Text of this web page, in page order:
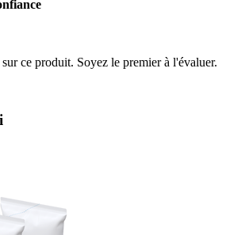
ce produit. Soyez le premier à l'évaluer.